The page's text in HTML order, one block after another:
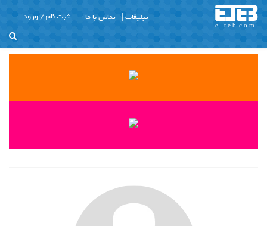
منو
Join Us
برگه نمونه
تماس با ما
ثبت نام / ورود تماس با ما تبلیغات |